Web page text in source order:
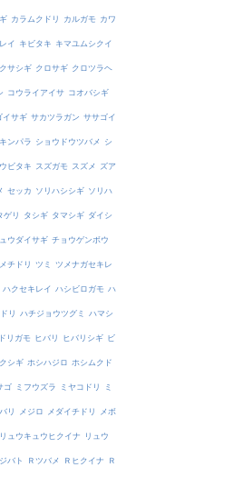
カラムクドリ カルガモ カワ
イ キビタキ キマユムシクイ
クサシギ クロサギ クロツラヘ
コウライアイサ コオバシギ
イサギ サカツラガン ササゴイ
ンパラ ショウドウツバメ シ
ビタキ スズガモ スズメ ズア
セッカ ソリハシシギ ソリハ
ゲリ タシギ タマシギ ダイシ
ウダイサギ チョウゲンボウ
チドリ ツミ ツメナガセキレ
ハクセキレイ ハシビロガモ ハ
リ ハチジョウツグミ ハマシ
リガモ ヒバリ ヒバリシギ ビ
シギ ホシハジロ ホシムクド
ゴ ミフウズラ ミヤコドリ ミ
リ メジロ メダイチドリ メボ
リュウキュウヒクイナ リュウ
バト Ｒツバメ Ｒヒクイナ Ｒ